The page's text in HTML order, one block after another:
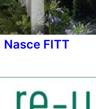
Nasce FITT